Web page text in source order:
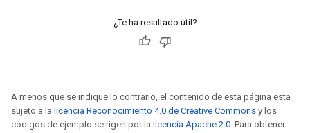
¿Te ha resultado útil?
A menos que se indique lo contrario, el contenido de esta página está
sujeto a la licencia Reconocimiento 4.0 de Creative Commons y los
códigos de ejemplo se rigen por la licencia Apache 2.0. Para obtener